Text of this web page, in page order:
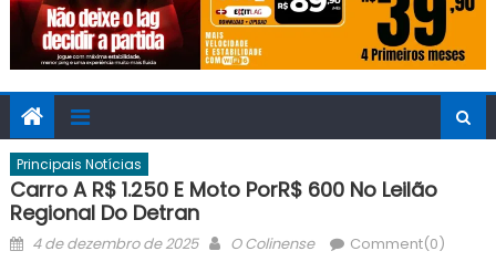
Principais Notícias
Carro A R$ 1.250 E Moto PorR$ 600 No Leilão
Regional Do Detran
Posted
4 de dezembro de 2025 Author
O Colinense Comment(0)